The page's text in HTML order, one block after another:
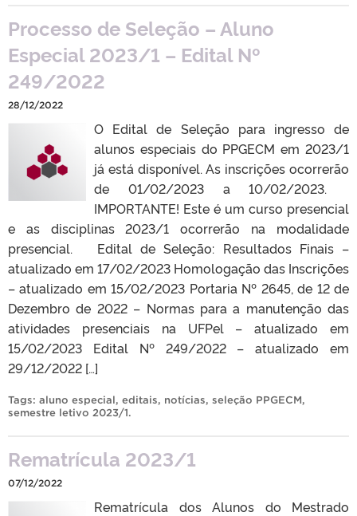
Processo de Seleção – Aluno
Especial 2023/1 – Edital Nº
249/2022
28/12/2022
O Edital de Seleção para ingresso de
alunos especiais do PPGECM em 2023/1
já está disponível. As inscrições ocorrerão
de 01/02/2023 a 10/02/2023.
IMPORTANTE! Este é um curso presencial
e as disciplinas 2023/1 ocorrerão na modalidade
presencial. Edital de Seleção: Resultados Finais –
atualizado em 17/02/2023 Homologação das Inscrições
– atualizado em 15/02/2023 Portaria Nº 2645, de 12 de
Dezembro de 2022 – Normas para a manutenção das
atividades presenciais na UFPel – atualizado em
15/02/2023 Edital Nº 249/2022 – atualizado em
29/12/2022 […]
Tags: aluno especial, editais, notícias, seleção PPGECM,
semestre letivo 2023/1.
Rematrícula 2023/1
07/12/2022
Rematrícula dos Alunos do Mestrado